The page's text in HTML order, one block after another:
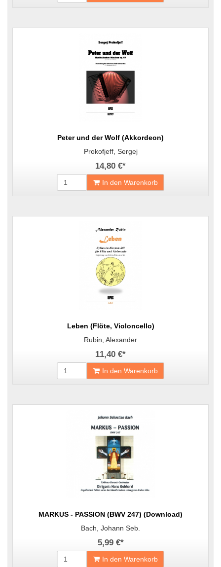
Peter und der Wolf (Akkordeon)
Prokofjeff, Sergej
14,80 €*
In den Warenkorb
Leben (Flöte, Violoncello)
Rubin, Alexander
11,40 €*
In den Warenkorb
MARKUS - PASSION (BWV 247) (Download)
Bach, Johann Seb.
5,99 €*
In den Warenkorb